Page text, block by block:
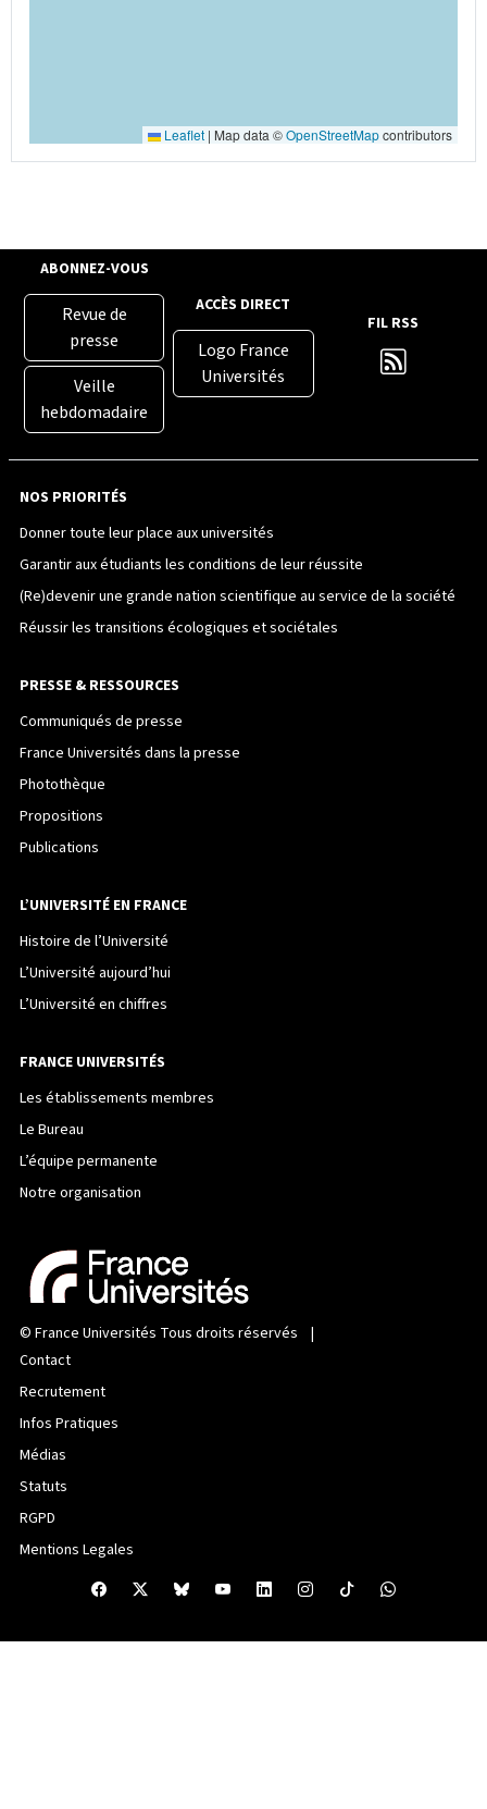
Leaflet | Map data ©OpenStreetMapcontributors
ABONNEZ-VOUS
Revue de
presse
Veille
hebdomadaire
ACCÈS DIRECT
Logo France
Universités
FIL RSS
NOS PRIORITÉS
Donner toute leur place aux universités
Garantir aux étudiants les conditions de leur réussite
(Re)devenir une grande nation scientifique au service de la société
Réussir les transitions écologiques et sociétales
PRESSE & RESSOURCES
Communiqués de presse
France Universités dans la presse
Photothèque
Propositions
Publications
L’UNIVERSITÉ EN FRANCE
Histoire de l’Université
L’Université aujourd’hui
L’Université en chiffres
FRANCE UNIVERSITÉS
Les établissements membres
Le Bureau
L’équipe permanente
Notre organisation
© France Universités Tous droits réservés |
Contact
Recrutement
Infos Pratiques
Médias
Statuts
RGPD
Mentions Legales